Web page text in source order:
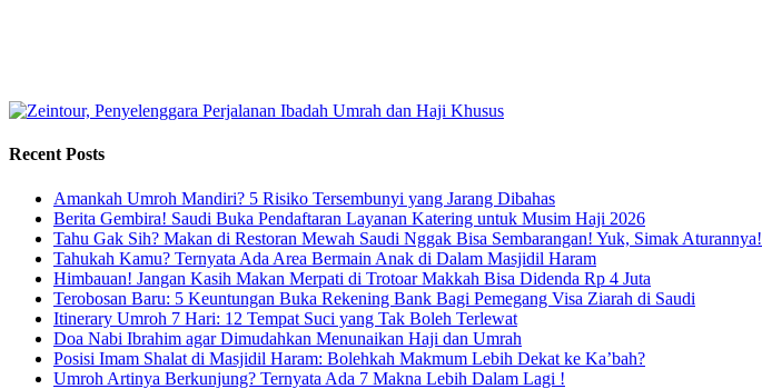
Recent Posts
Amankah Umroh Mandiri? 5 Risiko Tersembunyi yang Jarang Dibahas
Berita Gembira! Saudi Buka Pendaftaran Layanan Katering untuk Musim Haji 2026
Tahu Gak Sih? Makan di Restoran Mewah Saudi Nggak Bisa Sembarangan! Yuk, Simak Aturannya!
Tahukah Kamu? Ternyata Ada Area Bermain Anak di Dalam Masjidil Haram
Himbauan! Jangan Kasih Makan Merpati di Trotoar Makkah Bisa Didenda Rp 4 Juta
Terobosan Baru: 5 Keuntungan Buka Rekening Bank Bagi Pemegang Visa Ziarah di Saudi
Itinerary Umroh 7 Hari: 12 Tempat Suci yang Tak Boleh Terlewat
Doa Nabi Ibrahim agar Dimudahkan Menunaikan Haji dan Umrah
Posisi Imam Shalat di Masjidil Haram: Bolehkah Makmum Lebih Dekat ke Ka’bah?
Umroh Artinya Berkunjung? Ternyata Ada 7 Makna Lebih Dalam Lagi !